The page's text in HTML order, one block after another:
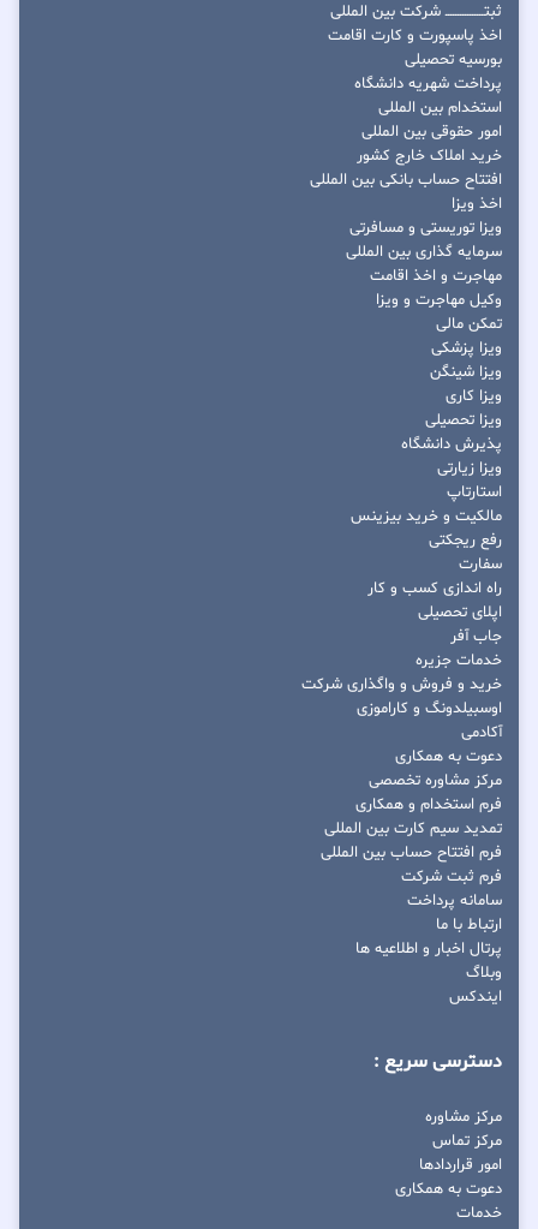
ثبتــــــــــــــــ شرکت بین المللی
اخذ پاسپورت و کارت اقامت
بورسیه تحصیلی
پرداخت شهریه دانشگاه
استخدام بین المللی
امور حقوقی بین المللی
خرید املاک خارج کشور
افتتاح حساب بانکی بین المللی
اخذ ویزا
ویزا توریستی و مسافرتی
سرمایه گذاری بین المللی
مهاجرت و اخذ اقامت
وکیل مهاجرت و ویزا
تمکن مالی
ویزا پزشکی
ویزا شینگن
ویزا کاری
ویزا تحصیلی
پذیرش دانشگاه
ویزا زیارتی
استارتاپ
مالکیت و خرید بیزینس
رفع ریجکتی
سفارت
راه اندازی کسب و کار
اپلای تحصیلی
جاب آفر
خدمات جزیره
خرید و فروش و واگذاری شرکت
اوسبیلدونگ و کاراموزی
آکادمی
دعوت به همکاری
مرکز مشاوره تخصصی
فرم استخدام و همکاری
تمدید سیم کارت بین المللی
فرم افتتاح حساب بین المللی
فرم ثبت شرکت
سامانه پرداخت
ارتباط با ما
پرتال اخبار و اطلاعیه ها
وبلاگ
ایندکس
دسترسی سریع :
مرکز مشاوره
مرکز تماس
امور قراردادها
دعوت به همکاری
خدمات